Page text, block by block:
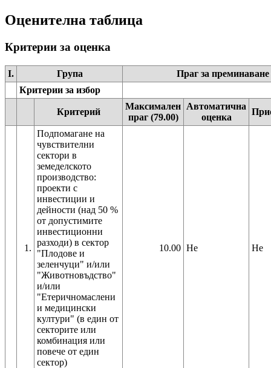
Оценителна таблица
Критерии за оценка
I. Група
Праг за преминаване
Критерии за избор
Критерий
Максимален
праг (79.00)
Автоматична
оценка
1.
Подпомагане на
чувствителни
сектори в
земеделското
производство:
проекти с
инвестиции и
дейности (над 50 %
от допустимите
инвестиционни
разходи) в сектор
"Плодове и
зеленчуци" и/или
"Животновъдство"
и/или
"Етеричномаслени
и медицински
култури" (в един от
секторите или
комбинация или
повече от един
сектор)
10.00 Не Не